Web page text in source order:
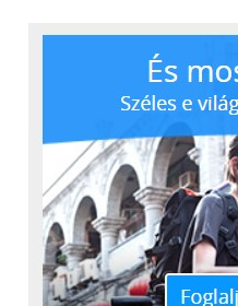
elmúlt években jelentős
ment keresztül, és ma
egyszerű nyári
További friss híreket
Csatlakozzon hozzánk a